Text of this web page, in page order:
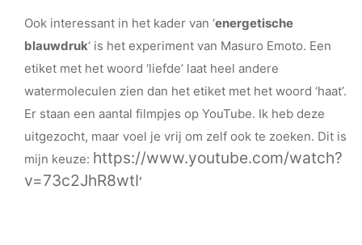
Ook interessant in het kader van ‘energetische
blauwdruk‘ is het experiment van Masuro Emoto. Een
etiket met het woord ‘liefde’ laat heel andere
watermoleculen zien dan het etiket met het woord ‘haat’.
Er staan een aantal filmpjes op YouTube. Ik heb deze
uitgezocht, maar voel je vrij om zelf ook te zoeken. Dit is
mijn keuze: https://www.youtube.com/watch?
v=73c2JhR8wtI‘